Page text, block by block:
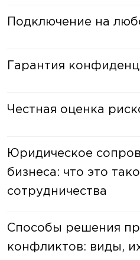
Подключение на
Гарантия
Честная оценка
Юридическое
бизнеса: что это
сотрудничества
Способы решения
конфликтов: виды,